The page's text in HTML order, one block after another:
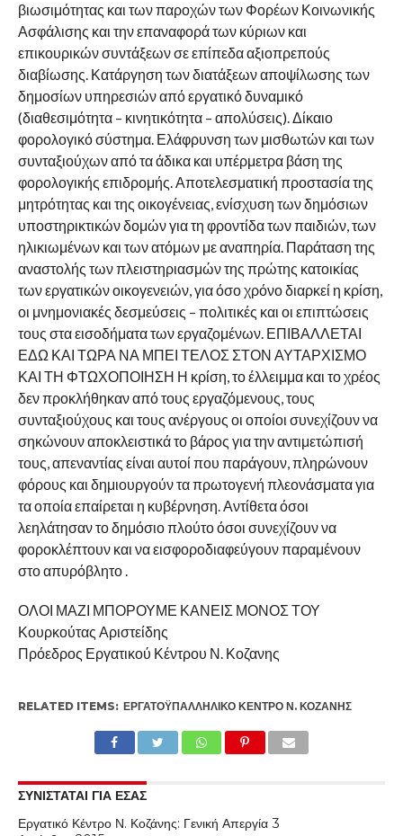
βιωσιμότητας και των παροχών των Φορέων Κοινωνικής
Ασφάλισης και την επαναφορά των κύριων και
επικουρικών συντάξεων σε επίπεδα αξιοπρεπούς
διαβίωσης. Κατάργηση των διατάξεων αποψίλωσης των
δημοσίων υπηρεσιών από εργατικό δυναμικό
(διαθεσιμότητα – κινητικότητα – απολύσεις). Δίκαιο
φορολογικό σύστημα. Ελάφρυνση των μισθωτών και των
συνταξιούχων από τα άδικα και υπέρμετρα βάση της
φορολογικής επιδρομής. Αποτελεσματική προστασία της
μητρότητας και της οικογένειας, ενίσχυση των δημόσιων
υποστηρικτικών δομών για τη φροντίδα των παιδιών, των
ηλικιωμένων και των ατόμων με αναπηρία. Παράταση της
αναστολής των πλειστηριασμών της πρώτης κατοικίας
των εργατικών οικογενειών, για όσο χρόνο διαρκεί η κρίση,
οι μνημονιακές δεσμεύσεις – πολιτικές και οι επιπτώσεις
τους στα εισοδήματα των εργαζομένων. ΕΠΙΒΑΛΛΕΤΑΙ
ΕΔΩ ΚΑΙ ΤΩΡΑ ΝΑ ΜΠΕΙ ΤΕΛΟΣ ΣΤΟΝ ΑΥΤΑΡΧΙΣΜΟ
ΚΑΙ ΤΗ ΦΤΩΧΟΠΟΙΗΣΗ Η κρίση, το έλλειμμα και το χρέος
δεν προκλήθηκαν από τους εργαζόμενους, τους
συνταξιούχους και τους ανέργους οι οποίοι συνεχίζουν να
σηκώνουν αποκλειστικά το βάρος για την αντιμετώπισή
τους, απεναντίας είναι αυτοί που παράγουν, πληρώνουν
φόρους και δημιουργούν τα πρωτογενή πλεονάσματα για
τα οποία επαίρεται η κυβέρνηση. Αντίθετα όσοι
λεηλάτησαν το δημόσιο πλούτο όσοι συνεχίζουν να
φοροκλέπτουν και να εισφοροδιαφεύγουν παραμένουν
στο απυρόβλητο .
ΟΛΟΙ ΜΑΖΙ ΜΠΟΡΟΥΜΕ ΚΑΝΕΙΣ ΜΟΝΟΣ ΤΟΥ
Κουρκούτας Αριστείδης
Πρόεδρος Εργατικού Κέντρου Ν. Κοζανης
RELATED ITEMS: ΕΡΓΑΤΟΫΠΑΛΛΗΛΙΚΟ ΚΕΝΤΡΟ Ν. ΚΟΖΑΝΗΣ
ΣΥΝΙΣΤΑΤΑΙ ΓΙΑ ΕΣΑΣ
Εργατικό Κέντρο Ν. Κοζάνης: Γενική Απεργία 3